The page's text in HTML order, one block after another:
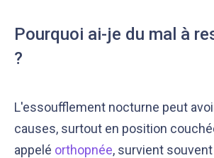
Pourquoi ai-je du mal à
?
L'essoufflement nocturne peut
causes, surtout en position
appelé orthopnée, survient